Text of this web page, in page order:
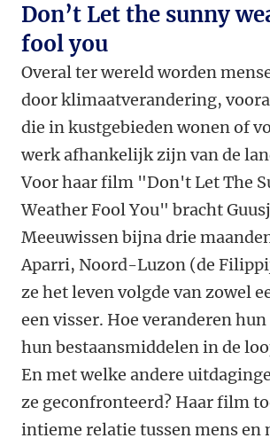
Don’t Let the sunny
fool you
Overal ter wereld worden
door klimaatverandering,
die in kustgebieden wonen of
werk afhankelijk zijn van de
Voor haar film "Don't Let The
Weather Fool You" bracht
Meeuwissen bijna drie
Aparri, Noord-Luzon (de
ze het leven volgde van zowel
een visser. Hoe veranderen
hun bestaansmiddelen in de
En met welke andere
ze geconfronteerd? Haar film
intieme relatie tussen mens en